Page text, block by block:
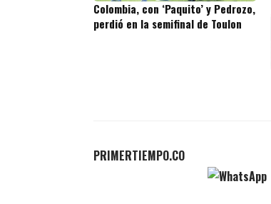
Colombia, con ‘Paquito’ y Pedrozo,
perdió en la semifinal de Toulon
PRIMERTIEMPO.CO